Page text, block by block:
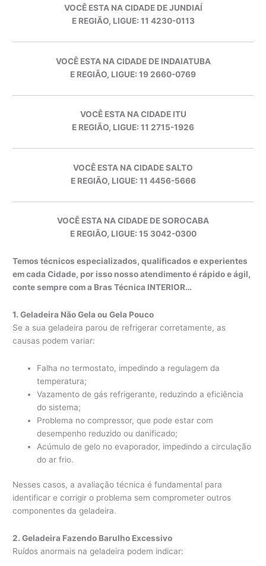
VOCÊ ESTA NA CIDADE DE JUNDIAÍ
E REGIÃO, LIGUE: 11 4230-0113
VOCÊ ESTA NA CIDADE DE INDAIATUBA
E REGIÃO, LIGUE: 19 2660-0769
VOCÊ ESTA NA CIDADE ITU
E REGIÃO, LIGUE: 11 2715-1926
VOCÊ ESTA NA CIDADE SALTO
E REGIÃO, LIGUE: 11 4456-5666
VOCÊ ESTA NA CIDADE DE SOROCABA
E REGIÃO, LIGUE: 15 3042-0300
Temos técnicos especializados, qualificados e experientes
em cada Cidade, por isso nosso atendimento é rápido e ágil,
conte sempre com a Bras Técnica INTERIOR…
1. Geladeira Não Gela ou Gela Pouco
Se a sua geladeira parou de refrigerar corretamente, as
causas podem variar:
Falha no termostato, impedindo a regulagem da
temperatura;
Vazamento de gás refrigerante, reduzindo a eficiência
do sistema;
Problema no compressor, que pode estar com
desempenho reduzido ou danificado;
Acúmulo de gelo no evaporador, impedindo a circulação
do ar frio.
Nesses casos, a avaliação técnica é fundamental para
identificar e corrigir o problema sem comprometer outros
componentes da geladeira.
2. Geladeira Fazendo Barulho Excessivo
Ruídos anormais na geladeira podem indicar: